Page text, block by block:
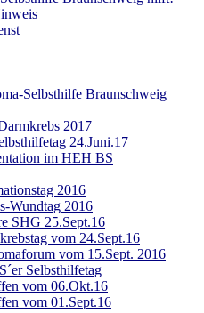
Selbsthilfe Braunschweig
2017
24.Juni.17
im HEH BS
2016
Wundtag 2016
SHG 25.Sept.16
vom 24.Sept.16
vom 15.Sept. 2016
Selbsthilfetag
vom 06.Okt.16
vom 01.Sept.16